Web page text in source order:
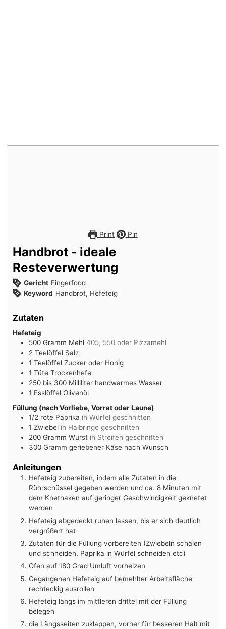
Print Pin
Handbrot - ideale
Resteverwertung
Gericht Fingerfood
Keyword Handbrot, Hefeteig
Zutaten
Hefeteig
500 Gramm Mehl 405, 550 oder Pizzamehl
2 Teelöffel Salz
1 Teelöffel Zucker oder Honig
1 Tüte Trockenhefe
250 bis 300 Milliliter handwarmes Wasser
1 Esslöffel Olivenöl
Füllung (nach Vorliebe, Vorrat oder Laune)
1/2 rote Paprika in Würfel geschnitten
1 Zwiebel in Halbringe geschnitten
200 Gramm Wurst in Streifen geschnitten
300 Gramm geriebener Käse nach Wunsch
Anleitungen
Hefeteig zubereiten, indem alle Zutaten in die
Rührschüssel gegeben werden und ca. 8 Minuten mit
dem Knethaken auf geringer Geschwindigkeit geknetet
werden
Hefeteig abgedeckt ruhen lassen, bis er sich deutlich
vergrößert hat
Zutaten für die Füllung vorbereiten (Zwiebeln schälen
und schneiden, Paprika in Würfel schneiden etc)
Ofen auf 180 Grad Umluft vorheizen
Gegangenen Hefeteig auf bemehlter Arbeitsfläche
rechteckig ausrollen
Hefeteig längs im mittleren drittel mit der Füllung
belegen
die Längsseiten zuklappen, vorher für besseren Halt mit